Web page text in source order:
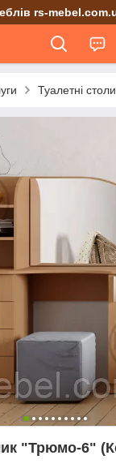
rs-
Туалетні
"Трюмо-6"